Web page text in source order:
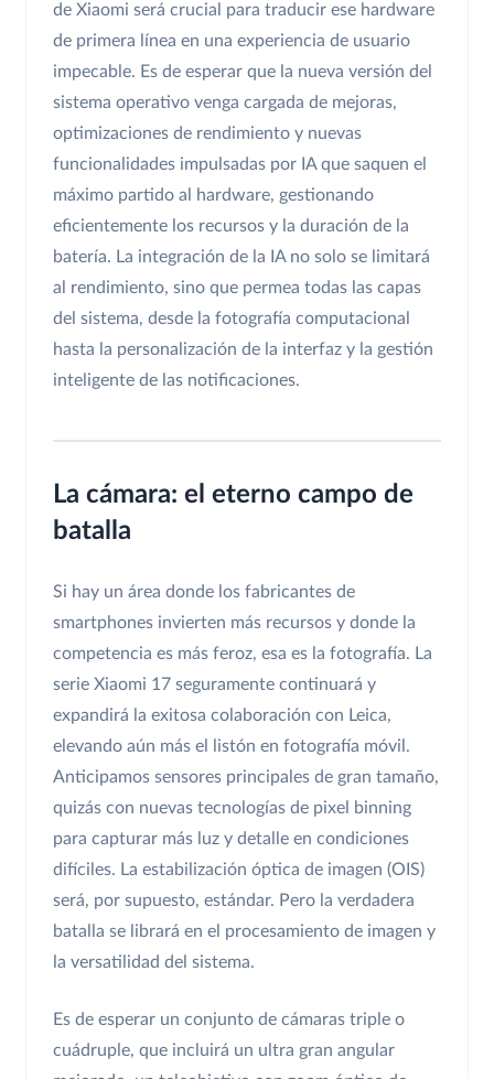
de Xiaomi será crucial para traducir ese hardware
de primera línea en una experiencia de usuario
impecable. Es de esperar que la nueva versión del
sistema operativo venga cargada de mejoras,
optimizaciones de rendimiento y nuevas
funcionalidades impulsadas por IA que saquen el
máximo partido al hardware, gestionando
eficientemente los recursos y la duración de la
batería. La integración de la IA no solo se limitará
al rendimiento, sino que permea todas las capas
del sistema, desde la fotografía computacional
hasta la personalización de la interfaz y la gestión
inteligente de las notificaciones.
La cámara: el eterno campo de
batalla
Si hay un área donde los fabricantes de
smartphones invierten más recursos y donde la
competencia es más feroz, esa es la fotografía. La
serie Xiaomi 17 seguramente continuará y
expandirá la exitosa colaboración con Leica,
elevando aún más el listón en fotografía móvil.
Anticipamos sensores principales de gran tamaño,
quizás con nuevas tecnologías de pixel binning
para capturar más luz y detalle en condiciones
difíciles. La estabilización óptica de imagen (OIS)
será, por supuesto, estándar. Pero la verdadera
batalla se librará en el procesamiento de imagen y
la versatilidad del sistema.
Es de esperar un conjunto de cámaras triple o
cuádruple, que incluirá un ultra gran angular